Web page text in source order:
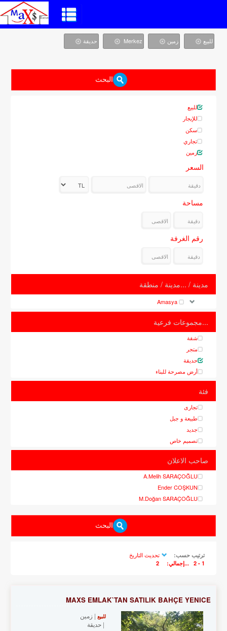
للبيع زمین Merkez حديقة
البحث
للبيع
للإيجار
سكن
تجاري
زمین
السعر
مساحة
رقم الغرفة
مدينة / ...مدينة / منطقة
Amasya
...مجموعات فرعية
شقة
متجر
حديقة
أرض مصرحة للبناء
فئة
تجارى
طبيعة و جبل
جديد
تصميم خاص
صاحب الاعلان
A.Melih SARAÇOĞLU
Ender COŞKUN
M.Doğan SARAÇOĞLU
البحث
ترتيب حسب: تحديث التاريخ
1 - 2 ...إجمالي: 2
MAXS EMLAK`TAN SATILIK BAHÇE YENİCE
للبيع
زمین
حديقة